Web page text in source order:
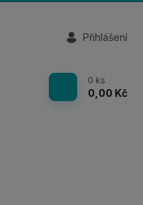
Přihlášení
0 ks
0,00 Kč